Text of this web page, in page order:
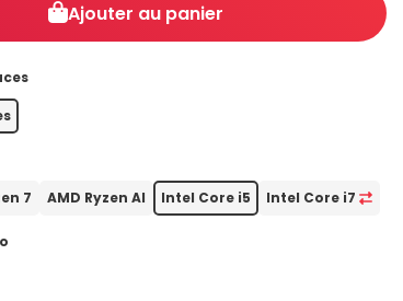
Ajouter au panier
7 AMD Ryzen AI Intel Core i5 Intel Core i7